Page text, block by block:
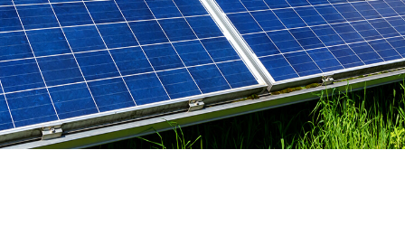
DOVOZCI FVP
PROVOZOVATELÉ FVE